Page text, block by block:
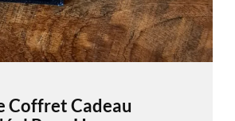
Coffret Cadeau